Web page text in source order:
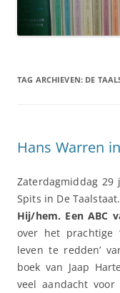
TAG ARCHIEVEN: DE
Hans Warren
Zaterdagmiddag
Spits in De
Hij/hem. Een ABC
over het prachtige
leven te redden’
boek van Jaap
veel aandacht voor